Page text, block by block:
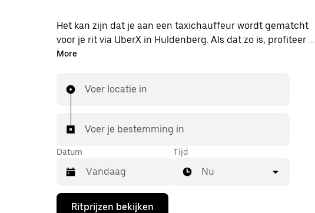
Het kan zijn dat je aan een taxichauffeur wordt gematcht
voor je rit via UberX in Huldenberg. Als dat zo is, profiteer je
van dezelfde 24/7 beschikbaarheid en betaalbare prijzen
naar je bestemming.
More
Voer locatie in
Voer je bestemming in
Datum
Druk
Tijd
Nu
Ritprijzen bekijken